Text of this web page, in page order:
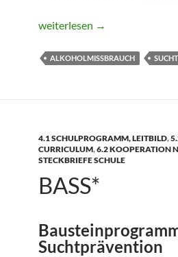
Aktion Glasklar*
weiterlesen →
ALKOHOLMISSBRAUCH
4.1 SCHULPROGRAMM, LEITBILD,
CURRICULUM,6.2 KOOPERATION
STECKBRIEFE SCHULE
BASS*
Suchtprävention